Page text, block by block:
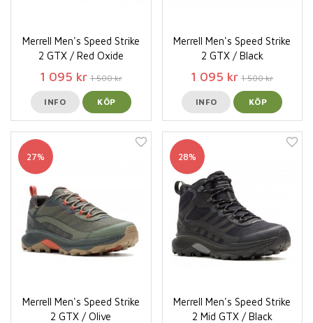
Merrell Men's Speed Strike
2 GTX / Red Oxide
1 095 kr 1 500 kr
INFO KÖP
Merrell Men's Speed Strike
2 GTX / Black
1 095 kr 1 500 kr
INFO KÖP
27%
Merrell Men's Speed Strike
2 GTX / Olive
28%
Merrell Men's Speed Strike
2 Mid GTX / Black